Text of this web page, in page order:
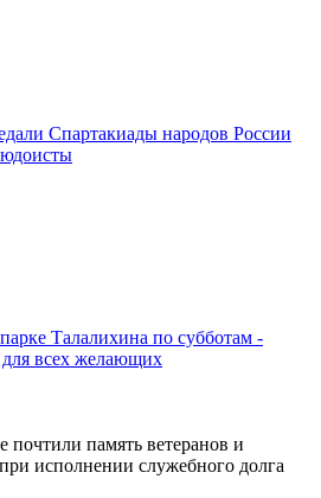
Спартакиады народов России
Талалихина по субботам -
для всех желающих
почтили память ветеранов и
исполнении служебного долга